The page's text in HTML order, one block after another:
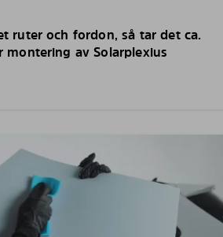
ruter och fordon, så tar det ca.
av Solarplexius